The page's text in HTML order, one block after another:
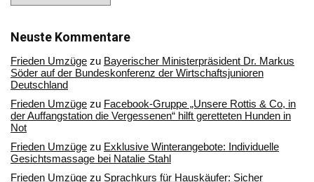
Archiv
Neuste Kommentare
Frieden Umzüge zu Bayerischer Ministerpräsident Dr. Markus
Söder auf der Bundeskonferenz der Wirtschaftsjunioren
Deutschland
Frieden Umzüge zu Facebook-Gruppe „Unsere Rottis & Co, in
der Auffangstation die Vergessenen“ hilft geretteten Hunden in
Not
Frieden Umzüge zu Exklusive Winterangebote: Individuelle
Gesichtsmassage bei Natalie Stahl
Frieden Umzüge zu Sprachkurs für Hauskäufer: Sicher